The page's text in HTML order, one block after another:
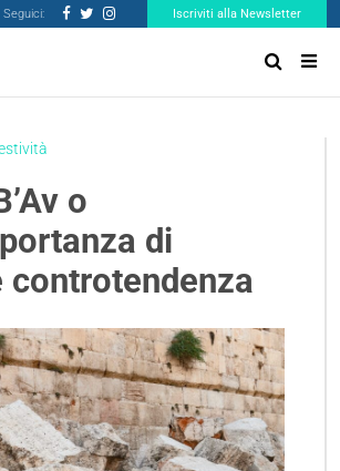
Seguici: Iscriviti alla Newsletter
o
di
controtendenza